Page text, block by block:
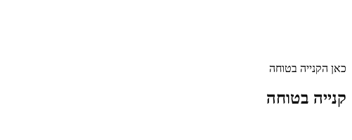
כאן הקנייה בטוחה
קנייה בטוחה